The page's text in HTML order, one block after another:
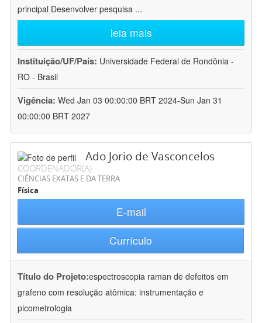
principal Desenvolver pesquisa ...
leia mais
Instituição/UF/País: Universidade Federal de Rondônia -
RO - Brasil
Vigência: Wed Jan 03 00:00:00 BRT 2024-Sun Jan 31
00:00:00 BRT 2027
Ado Jorio de Vasconcelos
COORDENADOR(A)
CIÊNCIAS EXATAS E DA TERRA
Física
E-mail
Currículo
Título do Projeto:espectroscopia raman de defeitos em
grafeno com resolução atômica: instrumentação e
picometrologia